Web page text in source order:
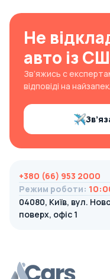
Не
авто із
Зв’яжись с
відповіді на
+380 (66) 953 2000
Режим роботи:
04080, Київ, вул.
поверх, офіс 1